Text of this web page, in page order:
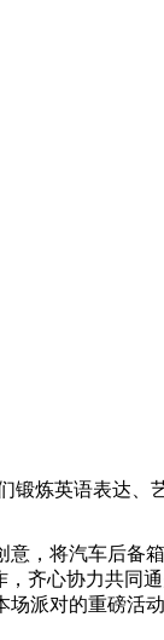
锻炼英语表达、
，将汽车后备
齐心协力共同
场派对的重磅